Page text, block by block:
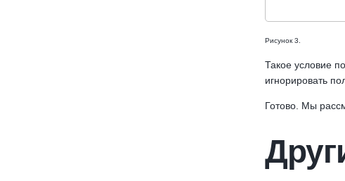
Рисунок 3.
Такое условие
игнорировать
Готово. Мы